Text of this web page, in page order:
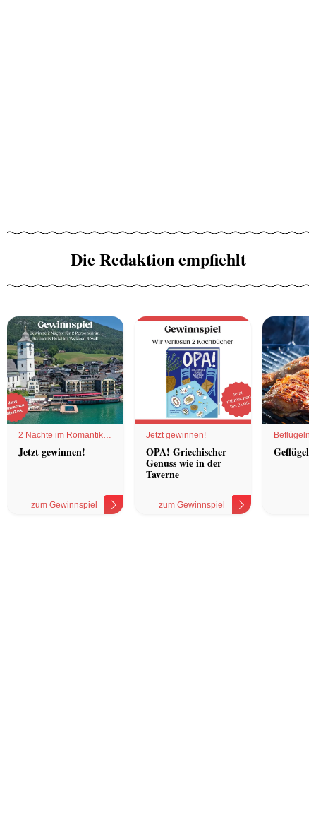
Die Redaktion empfiehlt
2 Nächte im Romantik
Hotel
Jetzt gewinnen!
zum Gewinnspiel
Jetzt gewinnen!
OPA! Griechischer
Genuss wie in der
Taverne
zum Gewinnspiel
Geflügel